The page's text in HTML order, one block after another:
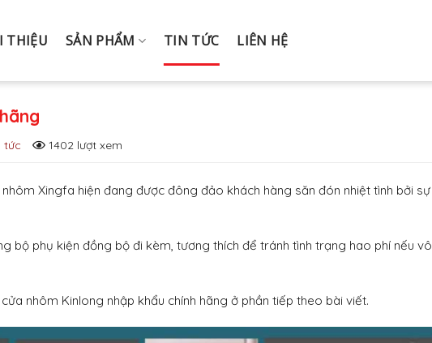
THIỆU SẢN PHẨM TIN TỨC LIÊN HỆ
tức 1402 lượt xem
Xingfa hiện đang được đông đảo khách hàng săn đón nhiệt tình bởi sự
bộ phụ kiện đồng bộ đi kèm, tương thích để tránh tình trạng hao phí nếu vô
nhôm Kinlong nhập khẩu chính hãng ở phần tiếp theo bài viết.